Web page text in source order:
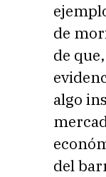
de
de
algo
del